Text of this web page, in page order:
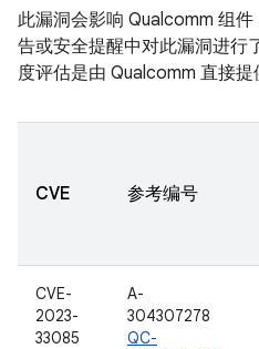
此漏洞会影响 Qualcomm 组
告或安全提醒中对此漏洞进行
度评估是由 Qualcomm 直接提
CVE 参考编号
CVE-
2023-
33085
A-
304307278
QC-